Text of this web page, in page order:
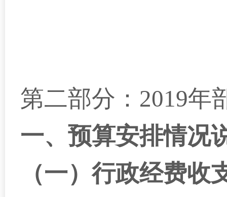
第二部分：2019年
一、预算安排情况
（一）行政经费收